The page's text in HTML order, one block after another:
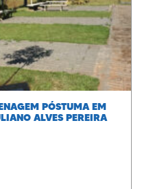
PÓSTUMA EM
ALVES PEREIRA